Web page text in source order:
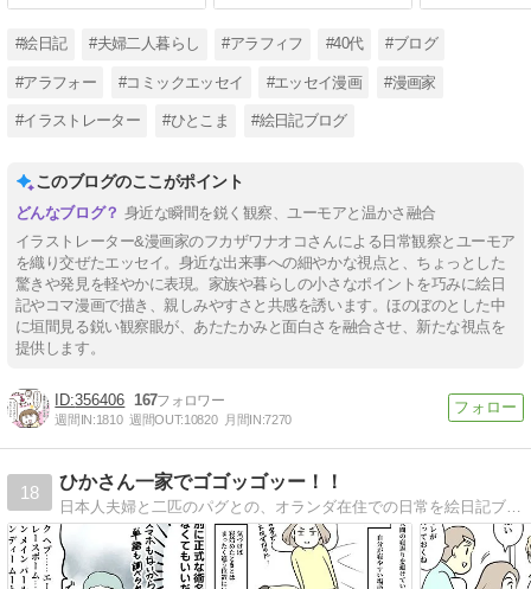
#絵日記 #夫婦二人暮らし #アラフィフ #40代 #ブログ
#アラフォー #コミックエッセイ #エッセイ漫画 #漫画家
#イラストレーター #ひとこま #絵日記ブログ
このブログのここがポイント
身近な瞬間を鋭く観察、ユーモアと温かさ融合
イラストレーター&漫画家のフカザワナオコさんによる日常観察とユーモア
を織り交ぜたエッセイ。身近な出来事への細やかな視点と、ちょっとした
驚きや発見を軽やかに表現。家族や暮らしの小さなポイントを巧みに絵日
記やコマ漫画で描き、親しみやすさと共感を誘います。ほのぼのとした中
に垣間見る鋭い観察眼が、あたたかみと面白さを融合させ、新たな視点を
提供します。
356406 167
週間IN:1810 週間OUT:10820 月間IN:7270
18
ひかさん一家でゴゴッゴッー！！
日本人夫婦と二匹のパグとの、オランダ在住での日常を絵日記ブログで描いてます。